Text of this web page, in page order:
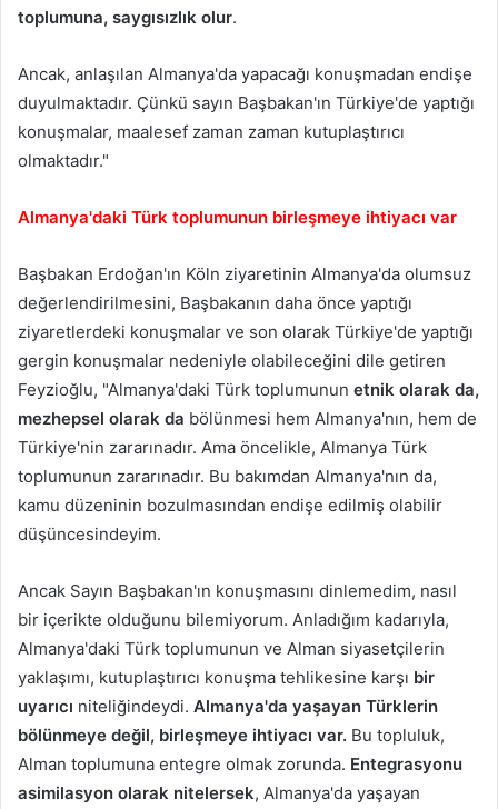
toplumuna, saygısızlık olur.
Ancak, anlaşılan Almanya'da yapacağı konuşmadan endişe
duyulmaktadır. Çünkü sayın Başbakan'ın Türkiye'de yaptığı
konuşmalar, maalesef zaman zaman kutuplaştırıcı
olmaktadır."
Almanya'daki Türk toplumunun birleşmeye ihtiyacı var
Başbakan Erdoğan'ın Köln ziyaretinin Almanya'da olumsuz
değerlendirilmesini, Başbakanın daha önce yaptığı
ziyaretlerdeki konuşmalar ve son olarak Türkiye'de yaptığı
gergin konuşmalar nedeniyle olabileceğini dile getiren
Feyzioğlu, "Almanya'daki Türk toplumunun etnik olarak da,
mezhepsel olarak da bölünmesi hem Almanya'nın, hem de
Türkiye'nin zararınadır. Ama öncelikle, Almanya Türk
toplumunun zararınadır. Bu bakımdan Almanya'nın da,
kamu düzeninin bozulmasından endişe edilmiş olabilir
düşüncesindeyim.
Ancak Sayın Başbakan'ın konuşmasını dinlemedim, nasıl
bir içerikte olduğunu bilemiyorum. Anladığım kadarıyla,
Almanya'daki Türk toplumunun ve Alman siyasetçilerin
yaklaşımı, kutuplaştırıcı konuşma tehlikesine karşı bir
uyarıcı niteliğindeydi. Almanya'da yaşayan Türklerin
bölünmeye değil, birleşmeye ihtiyacı var. Bu topluluk,
Alman toplumuna entegre olmak zorunda. Entegrasyonu
asimilasyon olarak nitelersek, Almanya'da yaşayan